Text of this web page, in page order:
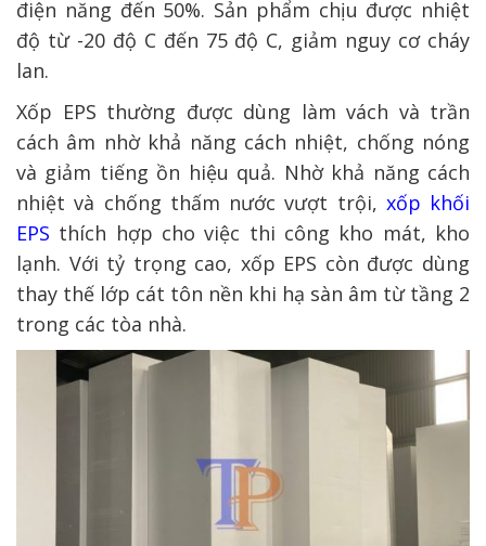
điện năng đến 50%. Sản phẩm chịu được nhiệt
độ từ -20 độ C đến 75 độ C, giảm nguy cơ cháy
lan.
Xốp EPS thường được dùng làm vách và trần
cách âm nhờ khả năng cách nhiệt, chống nóng
và giảm tiếng ồn hiệu quả. Nhờ khả năng cách
nhiệt và chống thấm nước vượt trội, xốp khối
EPS thích hợp cho việc thi công kho mát, kho
lạnh. Với tỷ trọng cao, xốp EPS còn được dùng
thay thế lớp cát tôn nền khi hạ sàn âm từ tầng 2
trong các tòa nhà.